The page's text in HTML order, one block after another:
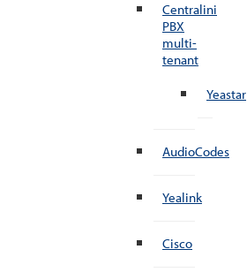
Centralini
PBX
multi-
tenant
Yeastar
AudioCodes
Yealink
Cisco